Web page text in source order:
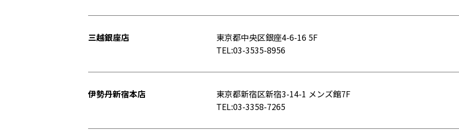
三越銀座店
東京都中央区銀座4-6-16 5F
TEL:03-3535-8956
伊勢丹新宿本店
東京都新宿区新宿3-14-1 メンズ館7F
TEL:03-3358-7265